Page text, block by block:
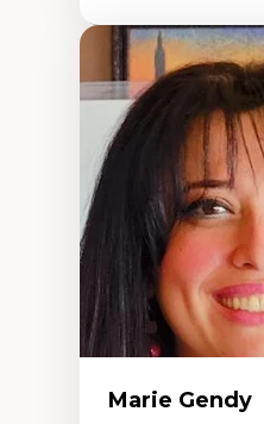
Expertises
Acceptabilité,
technologies
Technologies
Insertion
personnel
Construction
minoritaire
Technologies
continue
Marie Gendy